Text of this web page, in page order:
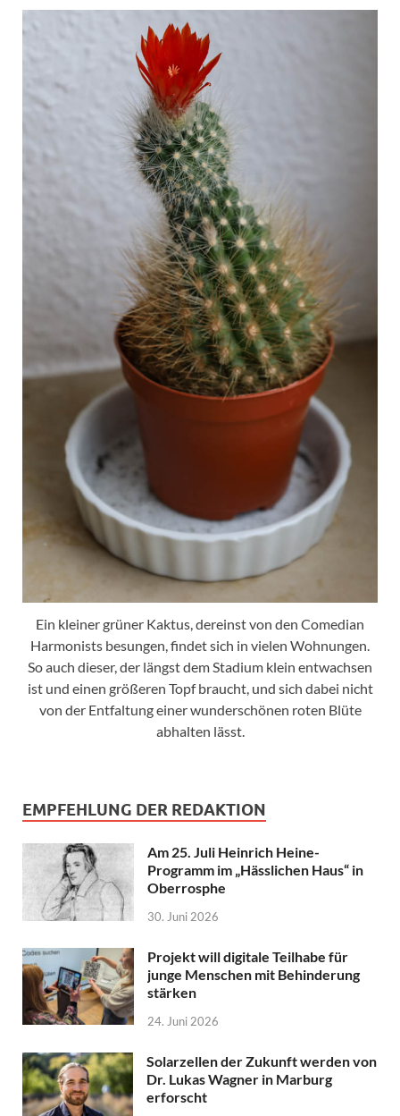
Ein kleiner grüner Kaktus, dereinst von den Comedian
Harmonists besungen, findet sich in vielen Wohnungen.
So auch dieser, der längst dem Stadium klein entwachsen
ist und einen größeren Topf braucht, und sich dabei nicht
von der Entfaltung einer wunderschönen roten Blüte
abhalten lässt.
EMPFEHLUNG DER REDAKTION
Am 25. Juli Heinrich Heine-
Programm im „Hässlichen Haus“ in
Oberrosphe
30. Juni 2026
Projekt will digitale Teilhabe für
junge Menschen mit Behinderung
stärken
24. Juni 2026
Solarzellen der Zukunft werden von
Dr. Lukas Wagner in Marburg
erforscht